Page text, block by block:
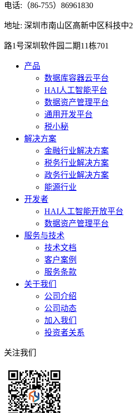
电话:（86-755）86961830
地址: 深圳市南山区高新中区科技中2
路1号深圳软件园二期11栋701
产品
数据库容器云平台
HAI人工智能平台
数据资产管理平台
通用开发平台
税小秘
解决方案
金融行业解决方案
税务行业解决方案
政务行业解决方案
能源行业
开发者
HAI人工智能开放平台
数据资产管理平台
服务与技术
技术文档
客户案例
服务条款
关于我们
公司介绍
公司动态
加入我们
投资者关系
关注我们